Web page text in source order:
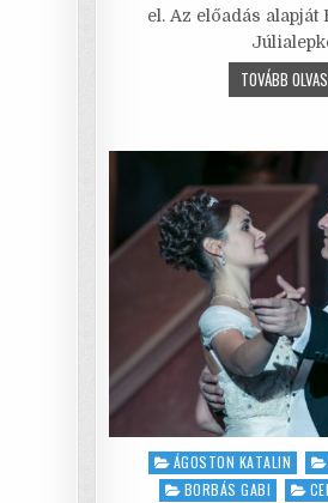
b
o
o
k
r
el. Az előadás
TOVÁBB
Posted
in
ÁGOSTON KATALIN
BORBÁS GABI